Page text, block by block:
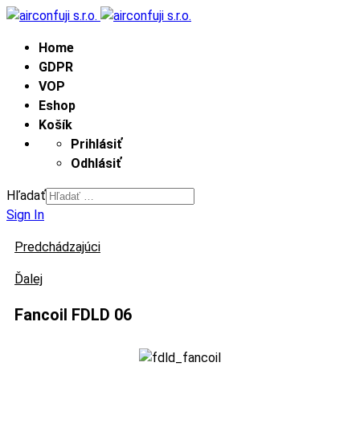
Home
GDPR
VOP
Eshop
Košík
Prihlásiť
Odhlásiť
Hľadať
Sign In
Predchádzajúci
Ďalej
Fancoil FDLD 06